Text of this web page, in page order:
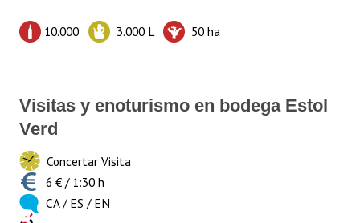
10.000 3.000 L 50 ha
Visitas y enoturismo en bodega Estol
Verd
Concertar Visita
6 € / 1:30 h
CA / ES / EN